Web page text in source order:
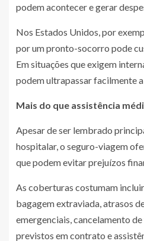
podem acontecer e gerar
Nos Estados Unidos, por
por um pronto-socorro pode
Em situações que exigem
podem ultrapassar facilmente
Mais do que assistência
Apesar de ser lembrado
hospitalar, o seguro-viagem
que podem evitar prejuízos
As coberturas costumam
bagagem extraviada, atrasos
emergenciais, cancelamento
previstos em contrato e